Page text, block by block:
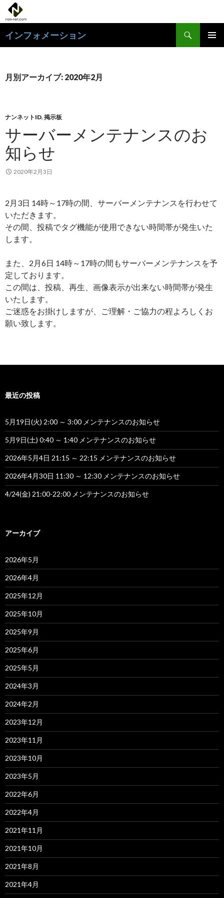
インフォメーション
索
ン
キ
ッ
プ
月別アーカイブ: 2020年2月
ナンネットID, 掲示板
サーバーメンテナンスのお
知らせ
2020年2月3日
2月3日 14時～17時の間、サーバーメンテナンスを行わせて
いただきます。
その間、投稿でタグ機能が使用できない時間帯が発生いた
します。
また、2月6日 14時～17時の間もサーバーメンテナンスを予
定しております。
この間は、投稿、再生、画像表示が出来ない時間帯が発生
いたします。
ご迷惑をお掛けしますが、ご理解・ご協力の程よろしくお
願い致します。
最近の投稿
5月19日(火) 2:00 ～ 3:00 メンテナンスのお知らせ
5月9日(土) 0:40 ～ 1:40 メンテナンスのお知らせ
2026年5月4日 21:15 ～ 22:15 メンテナンスのお知らせ
2026年4月30日 11:30 ～ 12:30 メンテナンスのお知らせ
4/24(金) 21:00-22:00 メンテナンスのお知らせ
アーカイブ
2026年5月
2026年4月
2025年12月
2025年10月
2025年9月
2025年6月
2025年5月
2024年3月
2024年2月
2023年12月
2023年11月
2023年10月
2023年5月
2022年6月
2022年4月
2021年11月
2021年10月
2021年8月
2021年4月